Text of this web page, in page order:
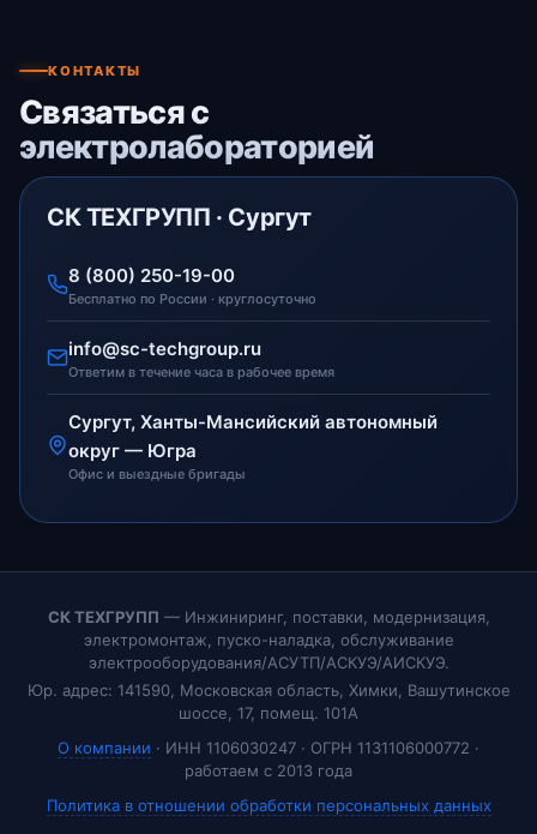
КОНТАКТЫ
Связаться с
электролабораторией
СК ТЕХГРУПП · Сургут
8 (800) 250-19-00
Бесплатно по России · круглосуточно
info@sc-techgroup.ru
Ответим в течение часа в рабочее время
Сургут, Ханты-Мансийский автономный
округ — Югра
Офис и выездные бригады
СК ТЕХГРУПП — Инжиниринг, поставки, модернизация,
электромонтаж, пуско-наладка, обслуживание
электрооборудования/АСУТП/АСКУЭ/АИСКУЭ.
Юр. адрес: 141590, Московская область, Химки, Вашутинское
шоссе, 17, помещ. 101А
О компании · ИНН 1106030247 · ОГРН 1131106000772 ·
работаем с 2013 года
Политика в отношении обработки персональных данных